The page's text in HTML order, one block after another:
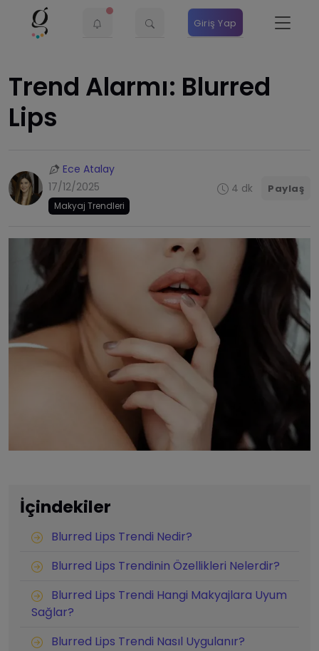
Giriş Yap
Trend Alarmı: Blurred
Lips
Ece Atalay
17/12/2025
Makyaj Trendleri
4 dk Paylaş
İçindekiler
Blurred Lips Trendi Nedir?
Blurred Lips Trendinin Özellikleri Nelerdir?
Blurred Lips Trendi Hangi Makyajlara Uyum
Sağlar?
Blurred Lips Trendi Nasıl Uygulanır?